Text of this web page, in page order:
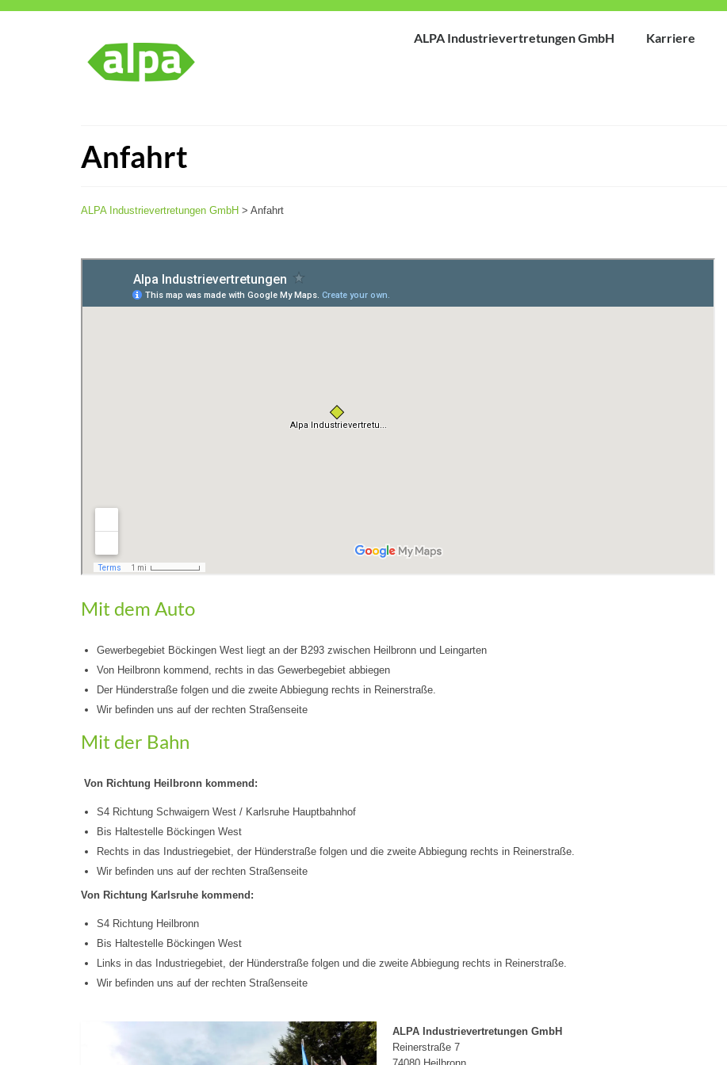
ALPA Industrievertretungen GmbH Karriere
Anfahrt
ALPA Industrievertretungen GmbH > Anfahrt
Mit dem Auto
Gewerbegebiet Böckingen West liegt an der B293 zwischen Heilbronn und Leingarten
Von Heilbronn kommend, rechts in das Gewerbegebiet abbiegen
Der Hünderstraße folgen und die zweite Abbiegung rechts in Reinerstraße.
Wir befinden uns auf der rechten Straßenseite
Mit der Bahn
Von Richtung Heilbronn kommend:
S4 Richtung Schwaigern West / Karlsruhe Hauptbahnhof
Bis Haltestelle Böckingen West
Rechts in das Industriegebiet, der Hünderstraße folgen und die zweite Abbiegung rechts in Reinerstraße.
Wir befinden uns auf der rechten Straßenseite
Von Richtung Karlsruhe kommend:
S4 Richtung Heilbronn
Bis Haltestelle Böckingen West
Links in das Industriegebiet, der Hünderstraße folgen und die zweite Abbiegung rechts in Reinerstraße.
Wir befinden uns auf der rechten Straßenseite
ALPA Industrievertretungen GmbH
Reinerstraße 7